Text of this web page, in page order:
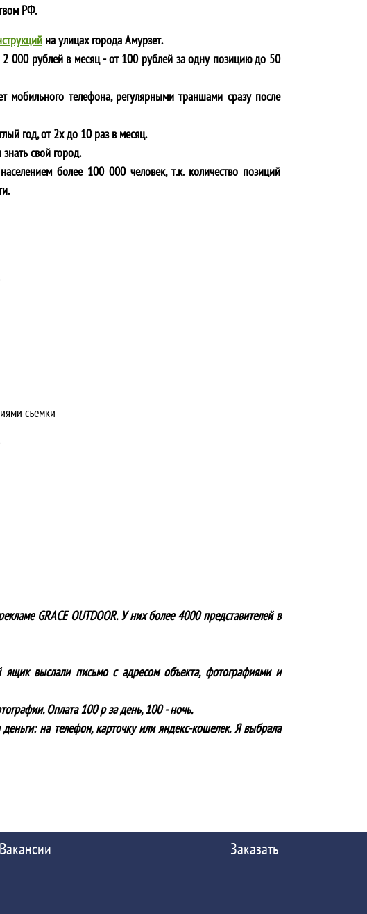
РФ.
на улицах городаАмурзет.
2 000 рублей в месяц - от 100 рублей за одну позицию до 50
телефона, регулярными траншами сразу после
год, от 2х до 10 раз в месяц.
свой город.
более 100 000 человек, т.к. количество позиций
съемки
GRACE OUTDOOR. У них более 4000 представителей в
ящик выслали письмо с адресом объекта, фотографиями и
Оплата 100 р за день, 100 - ночь.
на телефон, карточку или яндекс-кошелек. Я выбрала
Вакансии Заказать